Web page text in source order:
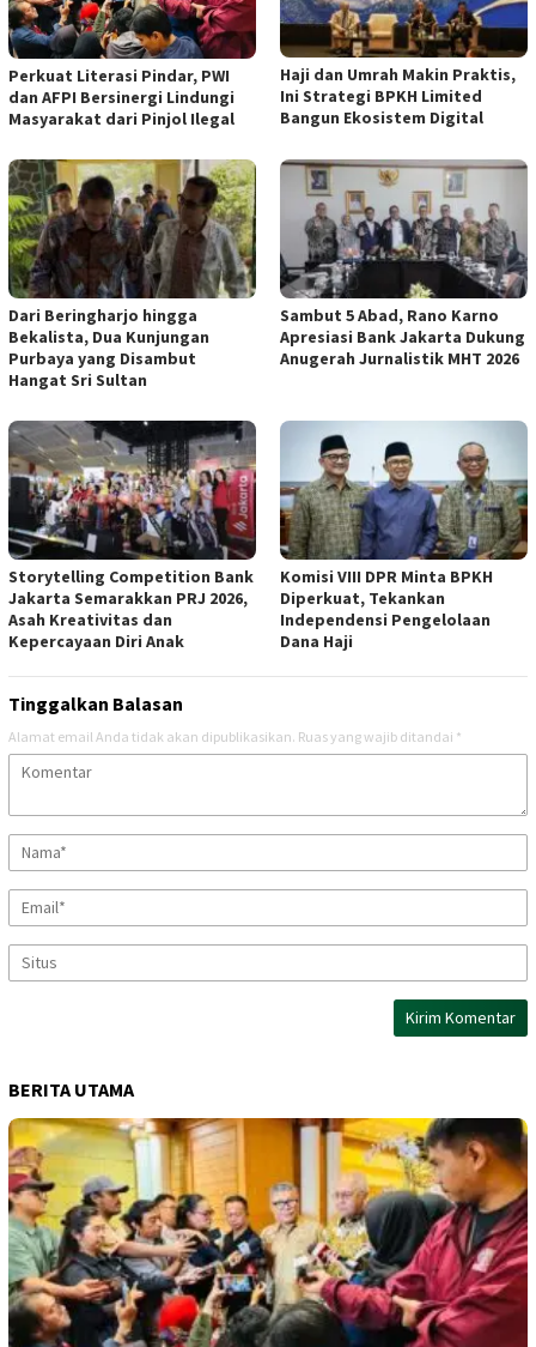
Perkuat Literasi Pindar, PWI
dan AFPI Bersinergi Lindungi
Masyarakat dari Pinjol Ilegal
Haji dan Umrah Makin Praktis,
Ini Strategi BPKH Limited
Bangun Ekosistem Digital
Dari Beringharjo hingga
Bekalista, Dua Kunjungan
Purbaya yang Disambut
Hangat Sri Sultan
Sambut 5 Abad, Rano Karno
Apresiasi Bank Jakarta Dukung
Anugerah Jurnalistik MHT 2026
Storytelling Competition Bank
Jakarta Semarakkan PRJ 2026,
Asah Kreativitas dan
Kepercayaan Diri Anak
Komisi VIII DPR Minta BPKH
Diperkuat, Tekankan
Independensi Pengelolaan
Dana Haji
Tinggalkan Balasan
Alamat email Anda tidak akan dipublikasikan. Ruas yang wajib ditandai *
BERITA UTAMA